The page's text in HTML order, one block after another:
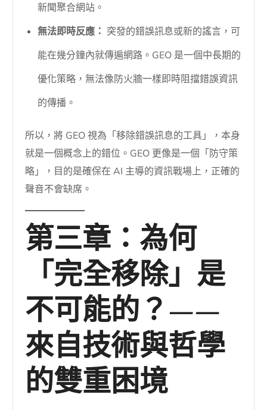
新聞聚合網站。
無法即時反應： 突發的錯誤訊息或新的謠言，可
能在幾分鐘內就傳遍網路。GEO 是一個中長期的
優化策略，無法像防火牆一樣即時阻擋錯誤資訊
的傳播。
所以，將 GEO 視為「移除錯誤訊息的工具」，本身
就是一個概念上的錯位。GEO 更像是一個「防守策
略」，目的是確保在 AI 主導的資訊戰場上，正確的
聲音不會缺席。
第三章：為何
「完全移除」是
不可能的？——
來自技術與哲學
的雙重困境